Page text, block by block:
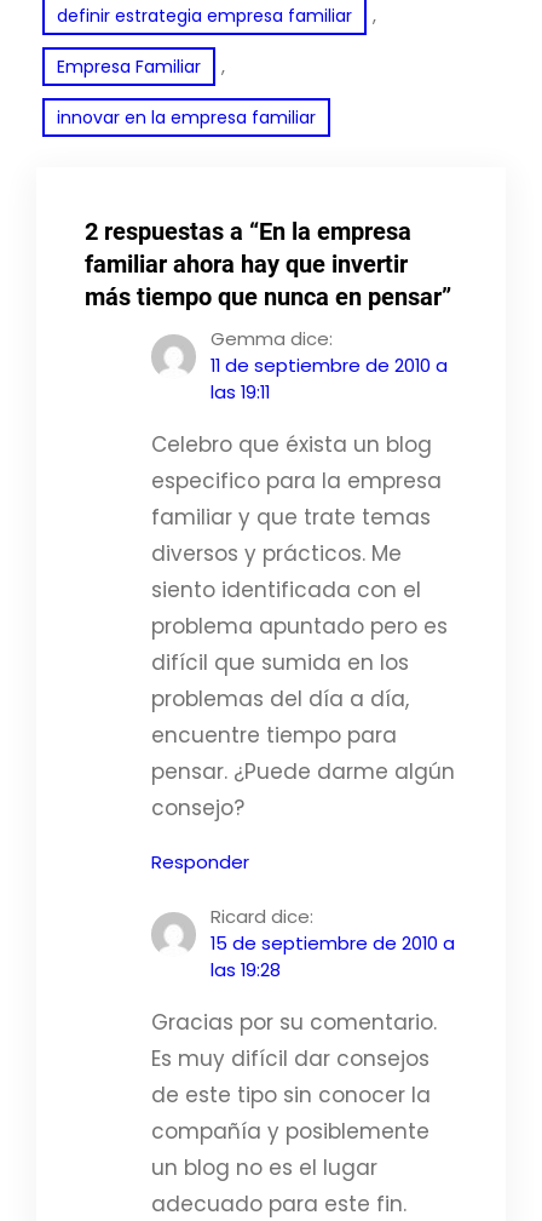
definir estrategia empresa familiar ,
Empresa Familiar ,
innovar en la empresa familiar
2 respuestas a “En la empresa
familiar ahora hay que invertir
más tiempo que nunca en pensar”
Gemma dice:
11 de septiembre de 2010 a
las 19:11
Celebro que éxista un blog
especifico para la empresa
familiar y que trate temas
diversos y prácticos. Me
siento identificada con el
problema apuntado pero es
difícil que sumida en los
problemas del día a día,
encuentre tiempo para
pensar. ¿Puede darme algún
consejo?
Responder
Ricard dice:
15 de septiembre de 2010 a
las 19:28
Gracias por su comentario.
Es muy difícil dar consejos
de este tipo sin conocer la
compañía y posiblemente
un blog no es el lugar
adecuado para este fin.